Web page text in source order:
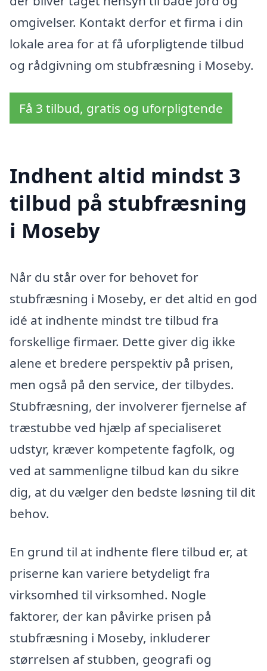
omgivelser. Kontakt derfor et firma i din
lokale area for at få uforpligtende tilbud
og rådgivning om stubfræsning i Moseby.
Få 3 tilbud, gratis og uforpligtende
Indhent altid mindst 3
tilbud på stubfræsning
i Moseby
Når du står over for behovet for
stubfræsning i Moseby, er det altid en god
idé at indhente mindst tre tilbud fra
forskellige firmaer. Dette giver dig ikke
alene et bredere perspektiv på prisen,
men også på den service, der tilbydes.
Stubfræsning, der involverer fjernelse af
træstubbe ved hjælp af specialiseret
udstyr, kræver kompetente fagfolk, og
ved at sammenligne tilbud kan du sikre
dig, at du vælger den bedste løsning til dit
behov.
En grund til at indhente flere tilbud er, at
priserne kan variere betydeligt fra
virksomhed til virksomhed. Nogle
faktorer, der kan påvirke prisen på
stubfræsning i Moseby, inkluderer
størrelsen af stubben, geografi og